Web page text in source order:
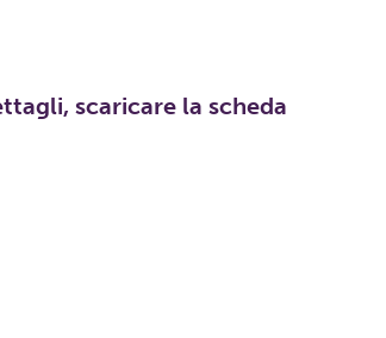
scaricare la scheda